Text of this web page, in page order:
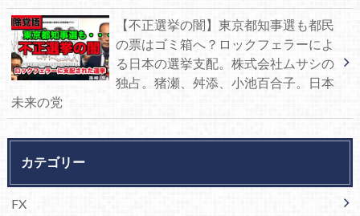
【不正選挙の闇】東京都知事選も都民
の票はゴミ箱へ？ロックフェラーによ
る日本の選挙支配。株式会社ムサシの
独占。猪瀬、舛添、小池百合子。日本
未来の党
カテゴリー
FX